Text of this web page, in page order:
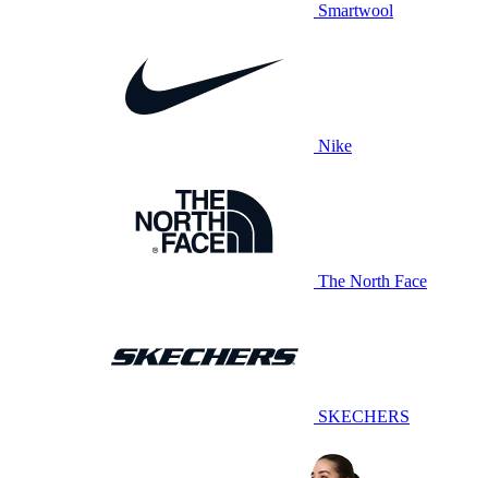
Smartwool
Nike
The North Face
SKECHERS